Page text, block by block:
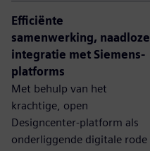
Efficiënte
samenwerking, naadloze
integratie met Siemens-
platforms
Met behulp van het
krachtige, open
Designcenter-platform als
onderliggende digitale rode